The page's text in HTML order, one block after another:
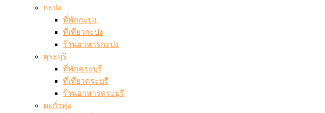
กะปง
ที่พักกะปง
ที่เที่ยวกะปง
ร้านอาหารกะปง
คุระบุรี
ที่พักคุระบุรี
ที่เที่ยวคุระบุรี
ร้านอาหารคุระบุรี
ตะกั่วทุ่ง